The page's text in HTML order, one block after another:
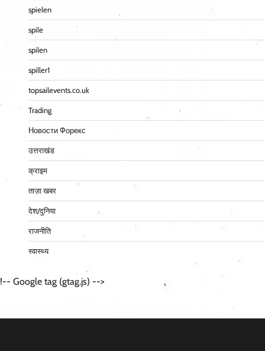
spielen
spile
spilen
spiller1
topsailevents.co.uk
Trading
Новости Форекс
उत्तराखंड
क्राइम
ताज़ा खबर
देश/दुनिया
राजनीति
स्वास्थ्य
!-- Google tag (gtag.js) -->